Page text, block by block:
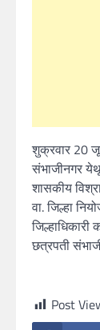
शुक्रवार 20
संभाजीनगर
शासकीय
वा. जिल्हा
छत्रपती
Post